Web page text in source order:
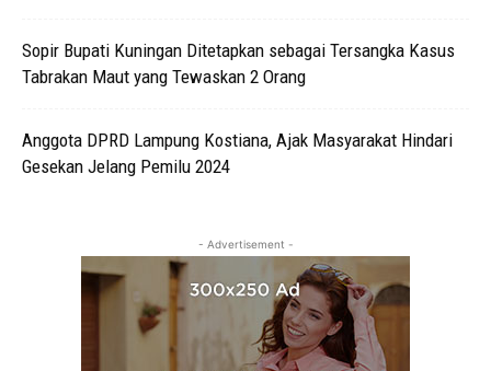
Sopir Bupati Kuningan Ditetapkan sebagai Tersangka Kasus
Tabrakan Maut yang Tewaskan 2 Orang
Anggota DPRD Lampung Kostiana, Ajak Masyarakat Hindari
Gesekan Jelang Pemilu 2024
- Advertisement -